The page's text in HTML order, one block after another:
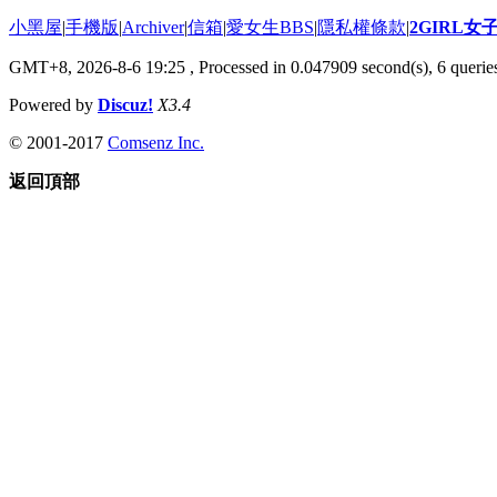
小黑屋|手機版|Archiver|信箱|愛女生BBS|隱私權條款|2GIRL女
GMT+8, 2026-8-6 19:25 , Processed in 0.047909 second(s), 6
Powered by Discuz! X3.4
© 2001-2017 Comsenz Inc.
返回頂部